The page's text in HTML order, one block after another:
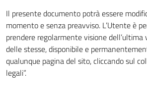
Il presente documento potrà essere
momento e senza preavviso. L’Utente è
prendere regolarmente visione dell’ultima
delle stesse, disponibile e
qualunque pagina del sito, cliccando sul
legali”.